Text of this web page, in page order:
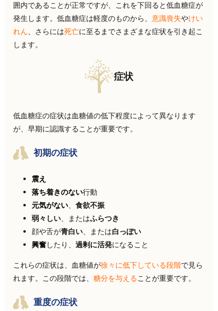
囲内であることが正常ですが、これを下回ると低血糖症が
発生します。低血糖症は軽度のものから、意識喪失やけい
れん、さらには死亡に至るまでさまざまな症状を引き起こ
します。
症状
低血糖症の症状は血糖値の低下程度によって異なります
が、早期に認識することが重要です。
初期の症状
震え
落ち着きのない行動
元気がない、 食欲不振
弱々しい、またはふらつき
顔や舌が青白い、または白っぽい
興奮したり、 過剰に活発になること
これらの症状は、血糖値が徐々に低下している段階で見ら
れます。この段階では、糖分を与える ことが重要です。
重度の症状